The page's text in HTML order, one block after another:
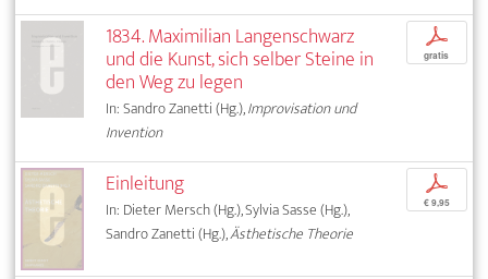
1834. Maximilian Langenschwarz
und die Kunst, sich selber Steine in
den Weg zu legen
In: Sandro Zanetti (Hg.),Improvisation und
Invention
p
gratis
Einleitung
In: Dieter Mersch (Hg.), Sylvia Sasse (Hg.),
Sandro Zanetti (Hg.),Ästhetische Theorie
p
€ 9,95